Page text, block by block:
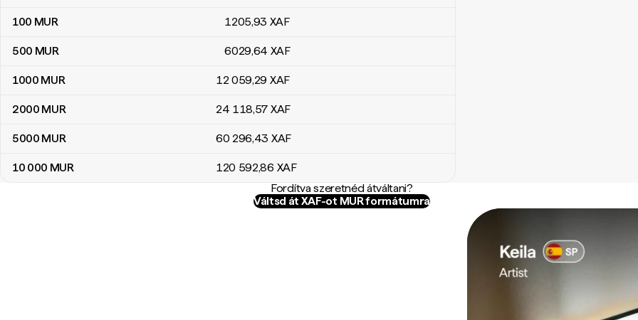
100 MUR 1205,93 XAF
500 MUR 6029,64 XAF
1000 MUR 12 059,29 XAF
2000 MUR 24 118,57 XAF
5000 MUR 60 296,43 XAF
10 000 MUR 120 592,86 XAF
Fordítva szeretnéd átváltani?
Váltsd át XAF-ot MUR formátumra